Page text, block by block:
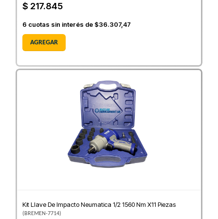
$ 217.845
6 cuotas sin interés de $36.307,47
AGREGAR
Kit Llave De Impacto Neumatica 1/2 1560 Nm X11 Piezas
(BREMEN-7714)